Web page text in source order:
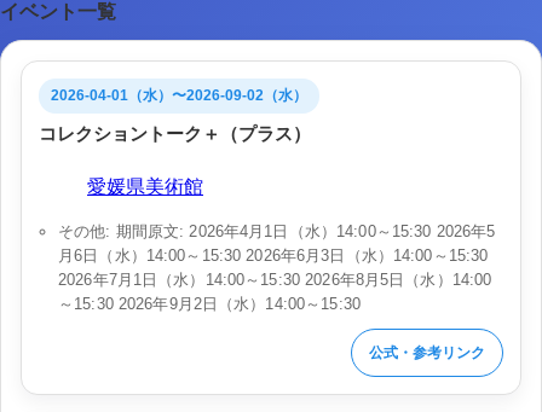
イベント一覧
2026-04-01（水）〜2026-09-02（水）
コレクショントーク＋（プラス）
愛媛県美術館
その他: 期間原文: 2026年4月1日（水）14:00～15:30 2026年5
月6日（水）14:00～15:30 2026年6月3日（水）14:00～15:30
2026年7月1日（水）14:00～15:30 2026年8月5日（水）14:00
～15:30 2026年9月2日（水）14:00～15:30
公式・参考リンク